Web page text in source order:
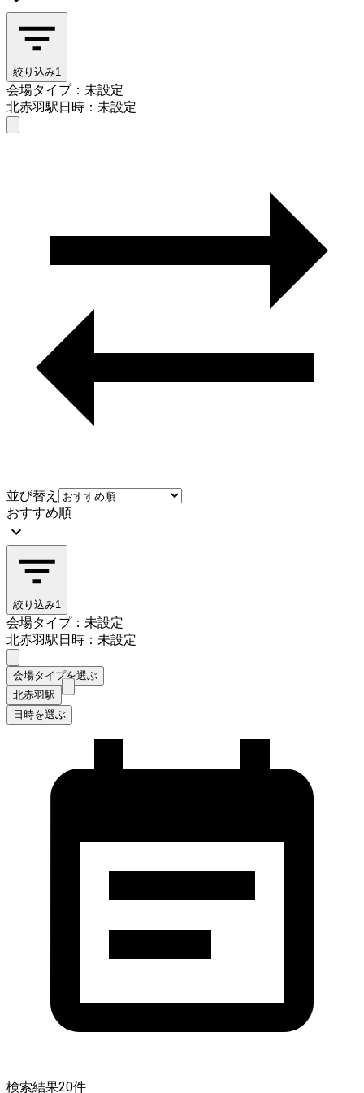
絞り込み1
会場タイプ：未設定
北赤羽駅日時：未設定
並び替え
おすすめ順
絞り込み1
会場タイプ：未設定
北赤羽駅日時：未設定
会場タイプを選ぶ
北赤羽駅
日時を選ぶ
検索結果20件